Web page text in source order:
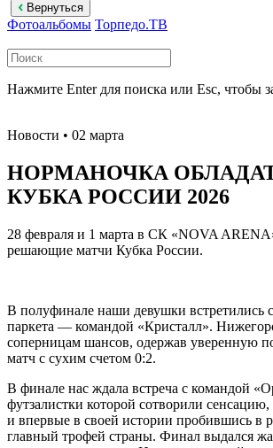
Вернуться
Фотоальбомы Торпедо.ТВ
Нажмите Enter для поиска или Esc, чтобы
Новости • 02 марта
НОРМАНОЧКА
КУБКА РОССИИ 2026
28 февраля и 1 марта в СК «NOVA
решающие матчи Кубка России.
В полуфинале наши девушки встретились
паркета — командой «Кристалл».
соперницам шансов, одержав уверенную
матч с сухим счетом 0:2.
В финале нас ждала встреча с командой
футзалистки которой сотворили
и впервые в своей истории пробившись в
главный трофей страны. Финал выдался